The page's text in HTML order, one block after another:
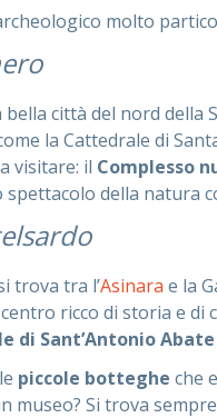
molto
bella città del nord della
la Cattedrale di
visitare: il Complesso
della natura
trova tra l’Asinara e la
ricco di storia e di
di Sant’Antonio Abate
piccole botteghe che
museo? Si trova